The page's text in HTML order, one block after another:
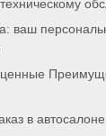
ваш
в автосалоне